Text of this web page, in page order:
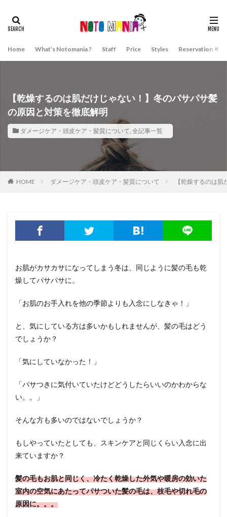
Home What’s Notomania ? Staff Price Styles Reservation
【乾燥するのは肌だけじゃない！】冬のパサパサ髪
の原因と対策を徹底解明
ダメージケア・頭皮ケア・髪質について, 全記事一覧
HOME ダメージケア・頭皮ケア・髪質について 【乾燥するのは
お肌がカサカサになってしまう冬は、同じように髪の毛も乾
燥してパサパサに。
「お肌のお手入れを他の季節よりも入念にしなきゃ！」
と、気にしている方は多いかもしれませんが、髪の毛はどう
でしょうか？
「気にしていなかった！」
「パサつきに気付いていたけどどうしたらいいのかわからな
い。。」
そんな方も多いのではないでしょうか？
もしやっていたとしても、スキンケアと同じくらい入念に出
来ていますか？
髪の毛もお肌と同じく、冷たく乾燥した外気や暖房の効いた
室内の空気にあたってパサついた髪の毛は、枝毛や切れ毛の
原因に。。。